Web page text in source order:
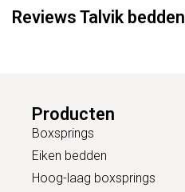
Reviews Talvik bedden
Producten
Boxsprings
Eiken bedden
Hoog-laag boxsprings